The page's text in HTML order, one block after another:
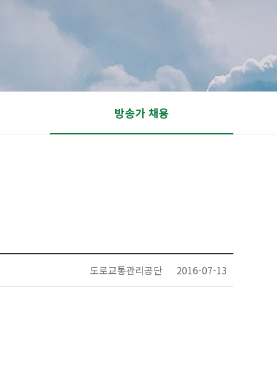
방송가 채용
도로교통관리공단 2016-07-13